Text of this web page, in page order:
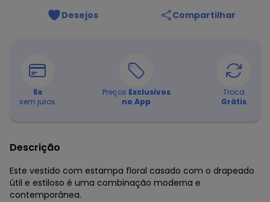
Desejos Compartilhar
5x
sem juros
Preços Exclusivos
no App
Troca
Grátis
Descrição
Este vestido com estampa floral casado com o drapeado
útil e estiloso é uma combinação moderna e
contemporânea.